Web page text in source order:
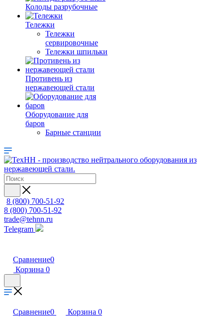
Колоды разрубочные
Тележки
Тележки
сервировочные
Тележки шпильки
Противень из
нержавеющей стали
Оборудование для
баров
Барные станции
8 (800) 700-51-92
8 (800) 700-51-92
trade@tehnn.ru
Telegram
Сравнение0
Корзина 0
Сравнение0 Корзина 0